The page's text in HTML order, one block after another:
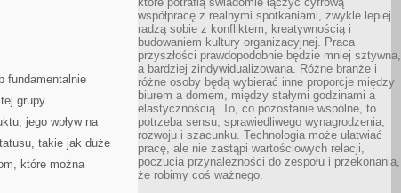
fundamentalnie
grupy
jego wpływ na
takie jak duże
które można
współpracę z realnymi spotkaniami, zwykle lepiej
radzą sobie z konfliktem, kreatywnością i
budowaniem kultury organizacyjnej. Praca
przyszłości prawdopodobnie będzie mniej sztywna,
a bardziej zindywidualizowana. Różne branże i
różne osoby będą wybierać inne proporcje między
biurem a domem, między stałymi godzinami a
elastycznością. To, co pozostanie wspólne, to
potrzeba sensu, sprawiedliwego wynagrodzenia,
rozwoju i szacunku. Technologia może ułatwiać
pracę, ale nie zastąpi wartościowych relacji,
poczucia przynależności do zespołu i przekonania,
że robimy coś ważnego.